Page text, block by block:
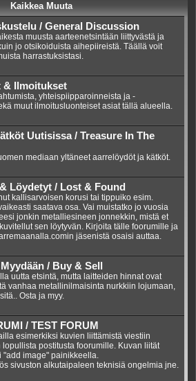
Kaikkea Muuta
/ General Discussion
muusta aarteenetsintään liittyvästä ja
jo otsikoiduista aihepiireistä. Täällä voit
harrastuksistasi.
& Ilmoitukset
yhteispiipparoinneista ja -
muut ilmoitusluonteiset asiat tällä alueella.
Uutisissa / Treasure In The
mediaan yltäneet aarrelöydöt ja kätköt.
Löydetyt / Lost & Found
kallisarvoisen korusi tai tippuiko esim.
saatava osa. Vai muistatko jo vuosia
jonkin metalliesineen jonnekkin, mistä et
sen löytyvän. Kirjoita tälle foorumille ja
jäsenistä osaisi auttaa.
/ Buy & Sell
uutta etsintä, mutta laitteiden hinnat ovat
vanhaa metallinilmaisinta nurkkiin lojumaan,
Osta ja myy.
/ TEST FORUM
esimerkiksi kuvien liittämistä viestiin
lopullista postitusta foorumille. Kuvan liität
"add image" painikkeella.
sivuston alkutaipaleen teknisiä ongelmia jne.